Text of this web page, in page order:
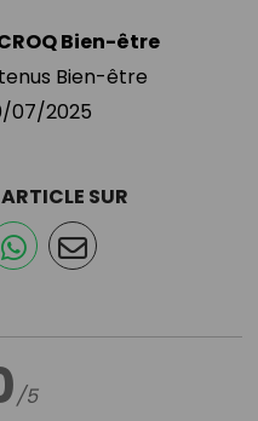
Bien-être
Bien-être
07/2025
/5
SUR